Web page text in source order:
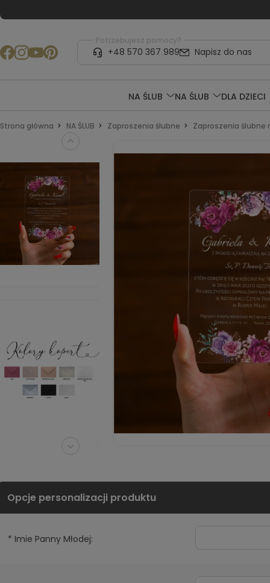
Potrzebujesz pomocy?
+48 570 367 989 Napisz do nas
NA ŚLUB NA ŚLUB DLA DZIECI
Strona główna NA ŚLUB Zaproszenia ślubne Zaproszenia ślubne
* Imie Panny Młodej: